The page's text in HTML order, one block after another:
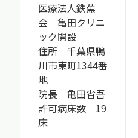
医療法人鉄蕉
会 亀田クリニ
ック開設
住所 千葉県鴨
川市東町1344番
地
院長 亀田省吾
許可病床数 19
床